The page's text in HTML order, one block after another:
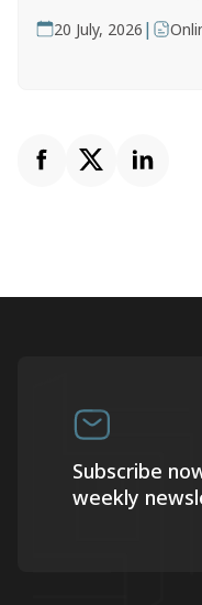
20 July, 2026 |
Subscribe
weekly